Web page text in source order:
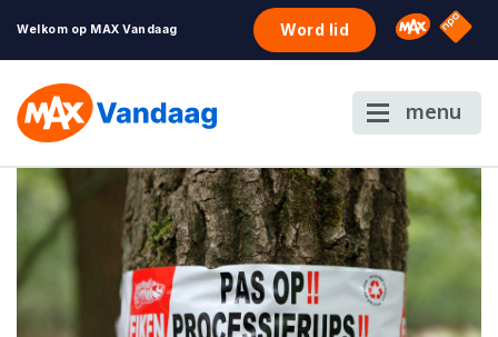
Welkom op MAX Vandaag Word lid Omroep
NPO
menu